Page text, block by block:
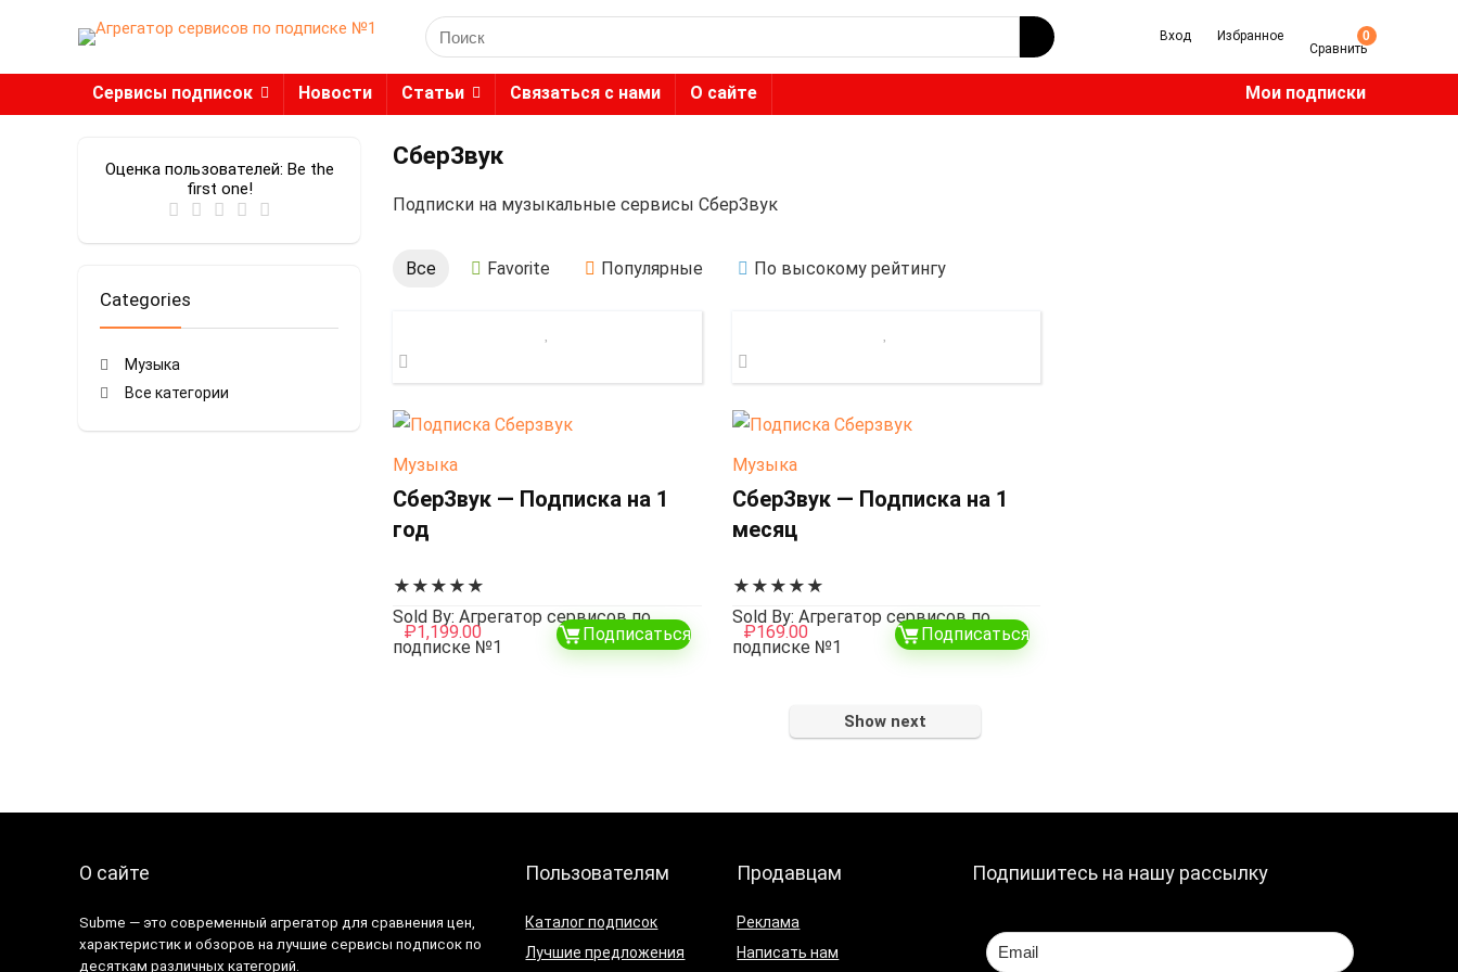
Search
for:
Вход Избранное
0
Сравнить
Сервисы подписок Новости Статьи Связаться с нами О сайте Мои подписки
СберЗвук
Подписки на музыкальные сервисы СберЗвук
Оценка пользователей: Be the
first one!
Categories
Музыка
Все категории
Все Favorite Популярные По высокому рейтингу
Музыка
СберЗвук — Подписка на 1
год
★ ★ ★ ★ ★
₽1,199.00 Подписаться
Sold By: Агрегатор сервисов по
подписке №1
Музыка
СберЗвук — Подписка на 1
месяц
★ ★ ★ ★ ★
₽169.00 Подписаться
Sold By: Агрегатор сервисов по
подписке №1
Show next
О сайте
Subme — это современный агрегатор для сравнения цен,
характеристик и обзоров на лучшие сервисы подписок по
десяткам различных категорий.
Пользователям
Каталог подписок
Лучшие предложения
Продавцам
Реклама
Написать нам
Подпишитесь на нашу рассылку